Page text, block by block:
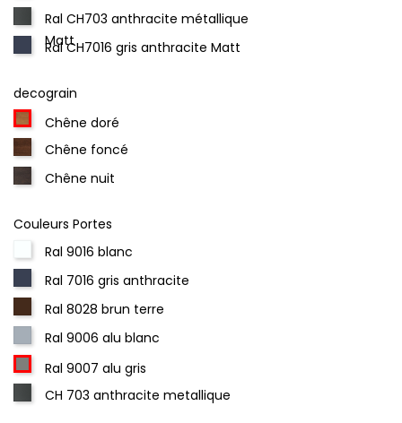
Ral CH703 anthracite métallique
Matt
Ral CH7016 gris anthracite Matt
decograin
Chêne doré
Chêne foncé
Chêne nuit
Couleurs Portes
Ral 9016 blanc
Ral 7016 gris anthracite
Ral 8028 brun terre
Ral 9006 alu blanc
Ral 9007 alu gris
CH 703 anthracite metallique